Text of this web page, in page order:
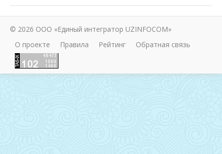
© 2026 ООО «Единый интегратор UZINFOCOM»
О проекте
Правила Рейтинг Обратная связь